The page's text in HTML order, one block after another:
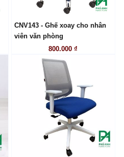
LIÊN HỆ
CNV143 - Ghế xoay cho nhân
viên văn phòng
800.000 ₫